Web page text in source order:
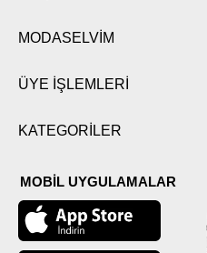
MODASELVİM
ÜYE İŞLEMLERİ
KATEGORİLER
MOBİL UYGULAMALAR